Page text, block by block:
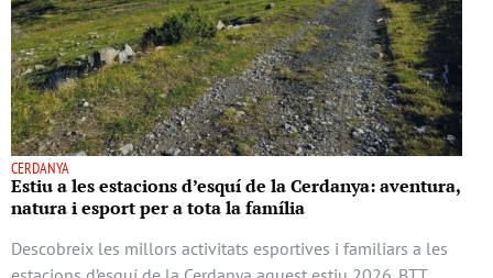
CERDANYA
Estiu a les estacions d’esquí de la Cerdanya: aventura,
natura i esport per a tota la família
Descobreix les millors activitats esportives i familiars a les